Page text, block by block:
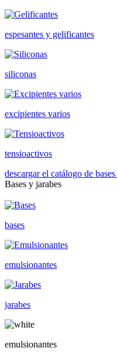
espesantes y gelificantes
siliconas
excipientes varios
tensioactivos
descargar el catálogo de bases
Bases y jarabes
bases
emulsionantes
jarabes
emulsionantes